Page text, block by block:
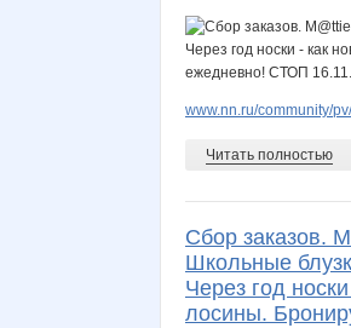
www.nn.ru/community/
Читать полностью
Сбор заказов.
Школьные
Через год
лосины.